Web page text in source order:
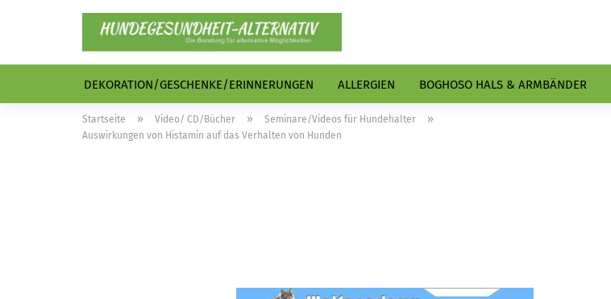
DEKORATION/GESCHENKE/ERINNERUNGEN ALLERGIEN BOGHOSO HALS & ARMBÄNDER
Startseite » Video/ CD/Bücher » Seminare/Videos für Hundehalter »
Auswirkungen von Histamin auf das Verhalten von Hunden